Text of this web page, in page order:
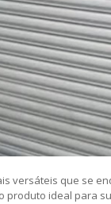
versáteis que se
produto ideal para